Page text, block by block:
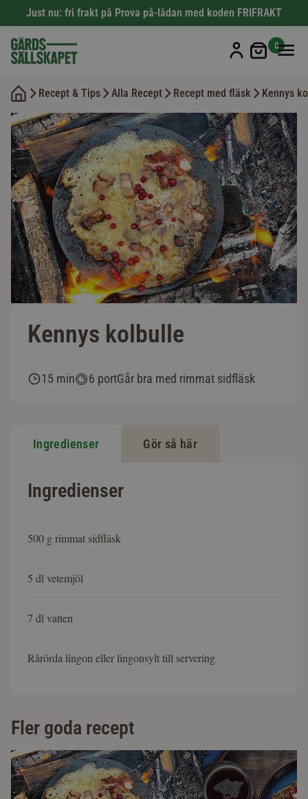
Just nu: fri frakt på Prova på-lådan med koden FRIFRAKT
Min
0
Recept & Tips Alla Recept Recept med fläsk Kennys
Kennys kolbulle
15 min 6 portGår bra med rimmat sidfläsk
Ingredienser Gör så här
Ingredienser
500 g rimmat sidfläsk
5 dl vetemjöl
7 dl vatten
Rårörda lingon eller lingonsylt till servering
Fler goda recept